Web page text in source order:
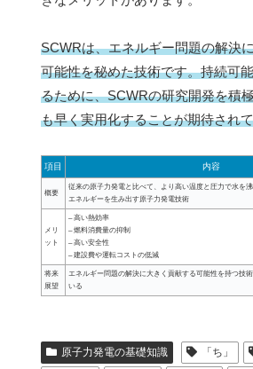
SCWRは、エネルギー問題の解決
可能性を秘めた技術です。持続可
るために、SCWRの研究開発を積
も早く実用化することが期待され
項目 内容
概要
従来の原子力発電と比べて、より高い温度と圧力で水を
エネルギーを生み出す原子力発電技術
メリ
ット
– 高い熱効率
– 燃料消費量の抑制
– 高い安全性
– 建設費や運転コストの低減
将来
展望
エネルギー問題の解決に大きく貢献する可能性を持つ技
いる
原子力発電の基礎知識 「ち」